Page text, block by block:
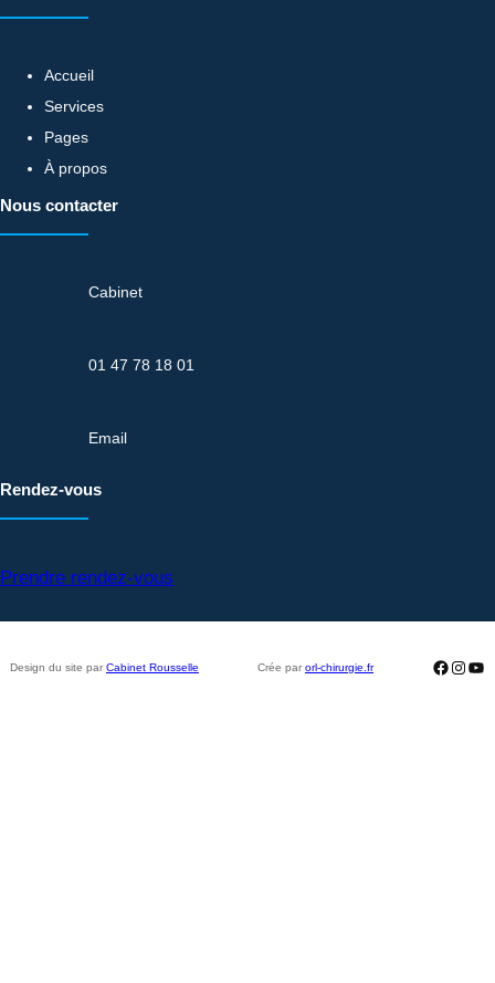
Accueil
Services
Pages
À propos
Nous contacter
Cabinet
01 47 78 18 01
Email
Rendez-vous
Prendre rendez-vous
Design du site par Cabinet Rousselle Crée par orl-chirurgie.fr